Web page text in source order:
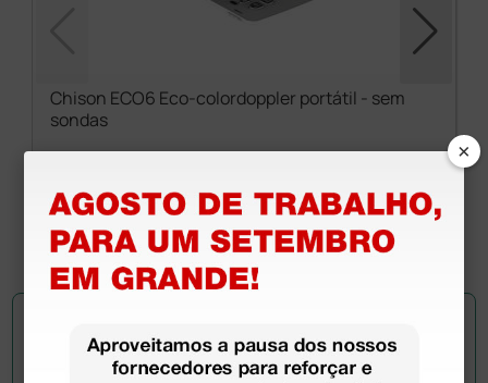
Chison ECO6 Eco-colordoppler portátil - sem
sondas
(Preço sem IVA)
×